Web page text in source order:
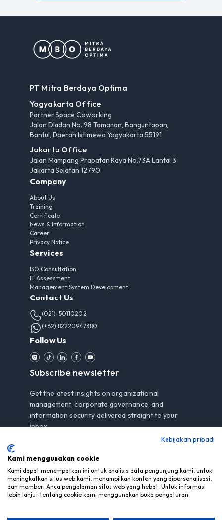
PT Mitra Berdaya Optima
Yogyakarta Office
Partner Space Coworking
Jalan Dladan No. 98 Tamanan, Banguntapan,
Bantul, Daerah Istimewa Yogyakarta 55191
Jakarta Office
Jalan Mampang Prapatan Raya No.73A Lantai 3
Jakarta Selatan 12790
Company
About Us
Training
Certificate
News & Information
Career
Privacy Notice
Services
ISO Consultation
IT Assessment
Management System Development
Contact Us
(021)-50110202
(+62) 82220947380
Follow Us
Subscribe newsletter
Get the latest insights on organizational
management, corporate governance, and
information security delivered straight to your
inbox.
Subscribe
By subscribing, you agree to ourPrivacy Notice.
Kebijakan pribadi
Kami menggunakan cookie
Kami dapat menempatkan ini untuk analisis data pengunjung kami, untuk
meningkatkan situs web kami, menampilkan konten yang dipersonalisasi,
dan memberi Anda pengalaman situs web yang hebat. Untuk informasi
lebih lanjut tentang cookie kami menggunakan buka pengaturan.